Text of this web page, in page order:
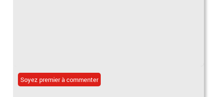
Soyez premier à commenter